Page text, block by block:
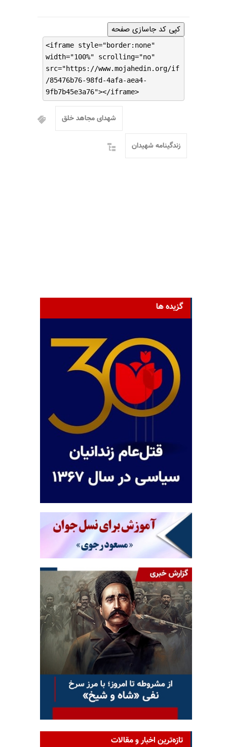
کپی کد جاسازی صفحه
<iframe style="border:none"
width="100%" scrolling="no"
src="https://www.mojahedin.org/if
/85476b76-98fd-4afa-aea4-
9fb7b45e3a76"></iframe>
شهدای مجاهد خلق
زندگینامه شهیدان
گزیده ها
تازه‌ترین اخبار و مقالات